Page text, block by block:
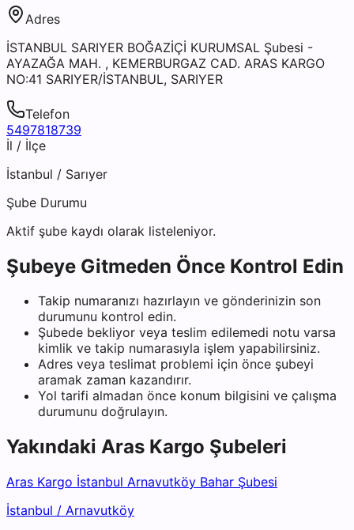
Adres
İSTANBUL SARIYER BOĞAZİÇİ KURUMSAL Şubesi -
AYAZAĞA MAH. , KEMERBURGAZ CAD. ARAS KARGO
NO:41 SARIYER/İSTANBUL, SARIYER
Telefon
5497818739
İl / İlçe
İstanbul / Sarıyer
Şube Durumu
Aktif şube kaydı olarak listeleniyor.
Şubeye Gitmeden Önce Kontrol Edin
Takip numaranızı hazırlayın ve gönderinizin son
durumunu kontrol edin.
Şubede bekliyor veya teslim edilemedi notu varsa
kimlik ve takip numarasıyla işlem yapabilirsiniz.
Adres veya teslimat problemi için önce şubeyi
aramak zaman kazandırır.
Yol tarifi almadan önce konum bilgisini ve çalışma
durumunu doğrulayın.
Yakındaki Aras Kargo Şubeleri
Aras Kargo İstanbul Arnavutköy Bahar Şubesi
İstanbul / Arnavutköy